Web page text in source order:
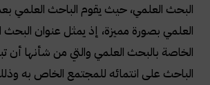
البحث العلمي، حيث يقوم الباحث العلمي
العلمي بصورة مميزة، إذ يمثل عنوان البحث
الخاصة بالبحث العلمي والتي من شأنها
الباحث على انتمائه للمجتمع الخاص به